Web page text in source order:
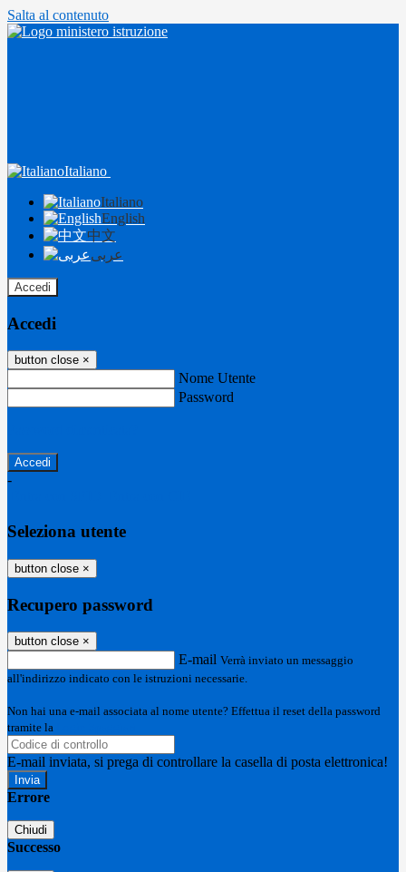
Salta al contenuto
Italiano
Italiano
English
中文
عربى
Accedi
Accedi
button close ×
Nome Utente
Password
-
Seleziona utente
button close ×
Recupero password
button close ×
E-mail Verrà inviato un messaggio
all'indirizzo indicato con le istruzioni necessarie.
Non hai una e-mail associata al nome utente? Effettua il reset della password
tramite la
E-mail inviata, si prega di controllare la casella di posta elettronica!
Errore
Chiudi
Successo